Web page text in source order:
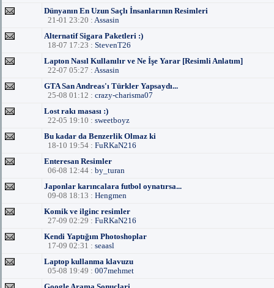
Dünyanın En Uzun Saçlı İnsanlarının Resimleri
21-01 23:20 : Assasin
Alternatif Sigara Paketleri :)
18-07 17:23 : StevenT26
Lapton Nasıl Kullanılır ve Ne İşe Yarar [Resimli Anlatım]
22-07 05:27 : Assasin
GTA San Andreas'ı Türkler Yapsaydı...
25-08 01:12 : crazy-charisma07
Lost rakı masası :)
22-05 19:10 : sweetboyz
Bu kadar da Benzerlik Olmaz ki
18-10 19:54 : FuRKaN216
Enteresan Resimler
06-08 12:44 : by_turan
Japonlar karıncalara futbol oynatırsa...
09-08 18:13 : Hengmen
Komik ve ilginc resimler
27-09 02:29 : FuRKaN216
Kendi Yaptığım Photoshoplar
17-09 02:31 : seaasl
Laptop kullanma klavuzu
05-08 19:49 : 007mehmet